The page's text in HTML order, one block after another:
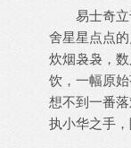
易士奇立
舍星星点点
炊烟袅袅，
饮，一幅原
想不到一番
执小华之手